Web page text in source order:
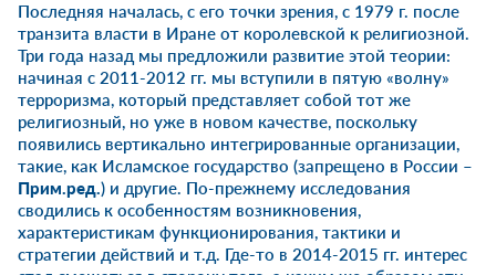
Последняя началась, с его точки зрения, с 1979 г. после
транзита власти в Иране от королевской к религиозной.
Три года назад мы предложили развитие этой теории:
начиная с 2011-2012 гг. мы вступили в пятую «волну»
терроризма, который представляет собой тот же
религиозный, но уже в новом качестве, поскольку
появились вертикально интегрированные организации,
такие, как Исламское государство (запрещено в России –
Прим.ред.) и другие. По-прежнему исследования
сводились к особенностям возникновения,
характеристикам функционирования, тактики и
стратегии действий и т.д. Где-то в 2014-2015 гг. интерес